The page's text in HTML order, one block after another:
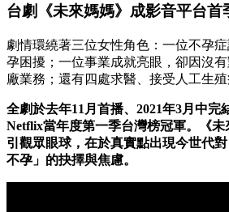
台劇《未來媽媽》成影音平台首
劇情環繞著三位女性角色：一位不孕
孕困擾；一位事業成就亮眼，卻因沒
廠業務；還有四處求醫、接受人工生殖
全劇於去年11月首播、2021年3月中完
Netflix當年度第一季台灣榜冠軍。《
引觀眾眼球，在於真實點出現今世代
不孕」的抉擇與焦慮。